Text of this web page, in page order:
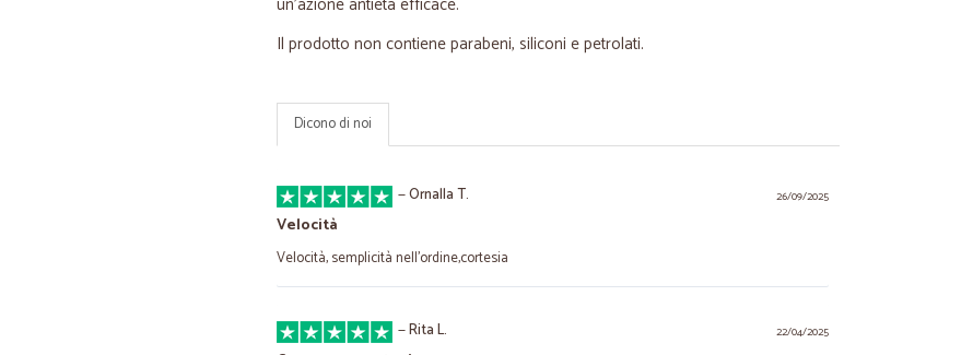
Il prodotto non contiene parabeni, siliconi e petrolati.
Dicono di noi
26/09/2025
—Ornalla T.
Velocità
Velocità, semplicità nell'ordine,cortesia
22/04/2025
—Rita L.